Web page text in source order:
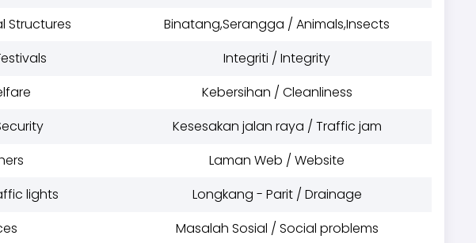
Structures
Binatang,Serangga / Animals,Insects
Integriti / Integrity
Kebersihan / Cleanliness
Kesesakan jalan raya / Traffic jam
Laman Web / Website
lights
Longkang - Parit / Drainage
Masalah Sosial / Social problems